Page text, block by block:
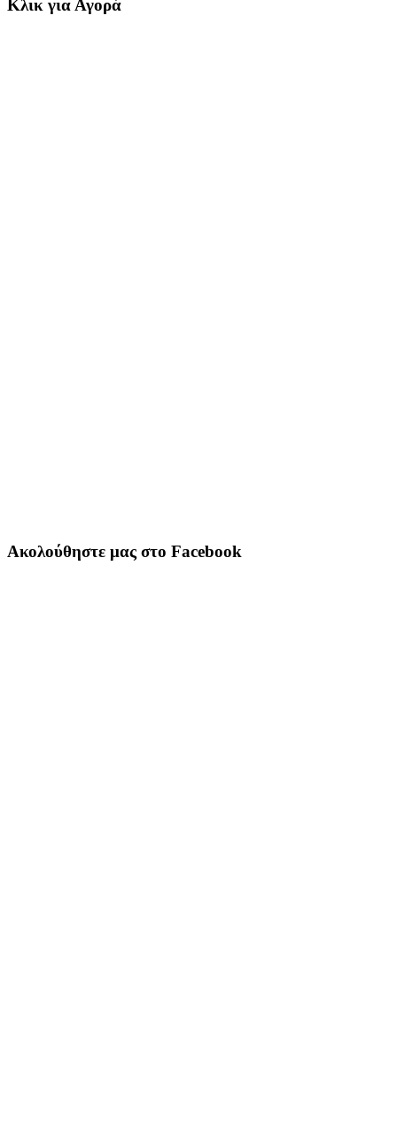
Κλικ για Αγορά
Ακολούθηστε μας στο Facebook